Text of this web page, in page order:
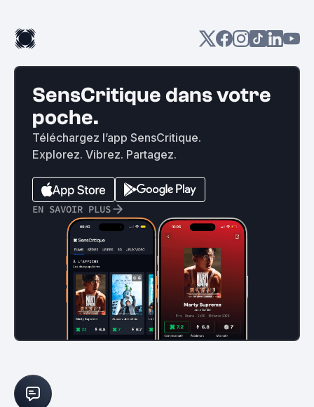
SensCritique dans votre
poche.
Téléchargez l’app SensCritique.
Explorez. Vibrez. Partagez.
EN SAVOIR PLUS